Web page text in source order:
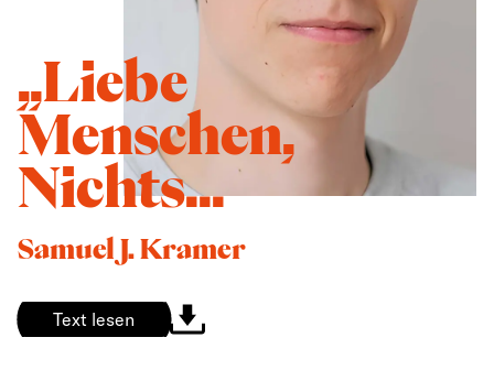
„Liebe
Menschen,
Nichts...
Samuel J. Kramer
Text lesen